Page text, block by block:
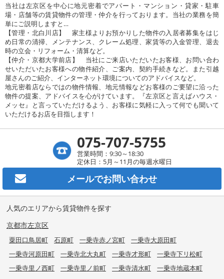
当社は左京区を中心に地元密着でアパート・マンション・貸家・駐車
場・店舗等の賃貸物件の管理・仲介を行っております。当社の業務を簡
単にご説明しますと…
【管理・北白川店】 家主様よりお預かりした物件の入居者募集をはじ
め日常の清掃、メンテナンス、クレーム処理、家賃等の入金管理、退去
時の立会・リフォーム・清算など。
【仲介・京都大学前店】 当社にご来店いただいたお客様、お問い合わ
せいただいたお客様への物件紹介、ご案内、契約手続きなど。また引越
屋さんのご紹介、インターネット環境についてのアドバイスなど。
地元密着店ならではの物件情報、地元情報などお客様のご要望に沿った
物件の提案、アドバイスを心がけています。『左京区と言えばハウス・
メッセ』と言っていただけるよう、お客様に気軽に入って何でも聞いて
いただけるお店を目指します！
075-707-5755
営業時間：9:30～18:30
定休日：5月～11月の毎週水曜日
メールでお問い合わせ
人気のエリアから賃貸物件を探す
京都市左京区
粟田口鳥居町 石原町 一乗寺赤ノ宮町
一乗寺大原田町
一乗寺河原田町
一乗寺北大丸町 一乗寺才形町
一乗寺下リ松町
一乗寺里ノ西町
一乗寺里ノ前町 一乗寺清水町
一乗寺地蔵本町